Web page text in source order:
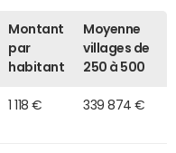
Montant
par
habitant
Moyenne
villages de
250 à 500
1 118 € 339 874 €